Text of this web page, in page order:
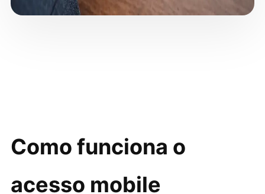
Como funciona o
acesso mobile